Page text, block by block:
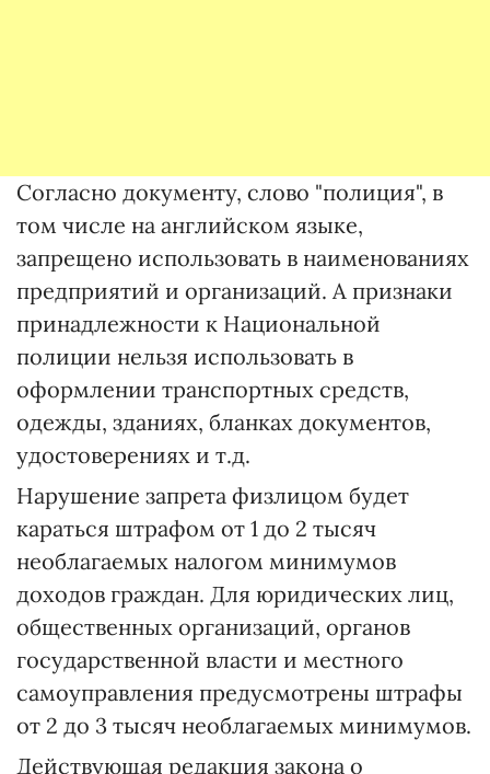
Согласно документу, слово "полиция", в
том числе на английском языке,
запрещено использовать в наименованиях
предприятий и организаций. А признаки
принадлежности к Национальной
полиции нельзя использовать в
оформлении транспортных средств,
одежды, зданиях, бланках документов,
удостоверениях и т.д.
Нарушение запрета физлицом будет
караться штрафом от 1 до 2 тысяч
необлагаемых налогом минимумов
доходов граждан. Для юридических лиц,
общественных организаций, органов
государственной власти и местного
самоуправления предусмотрены штрафы
от 2 до 3 тысяч необлагаемых минимумов.
Действующая редакция закона о